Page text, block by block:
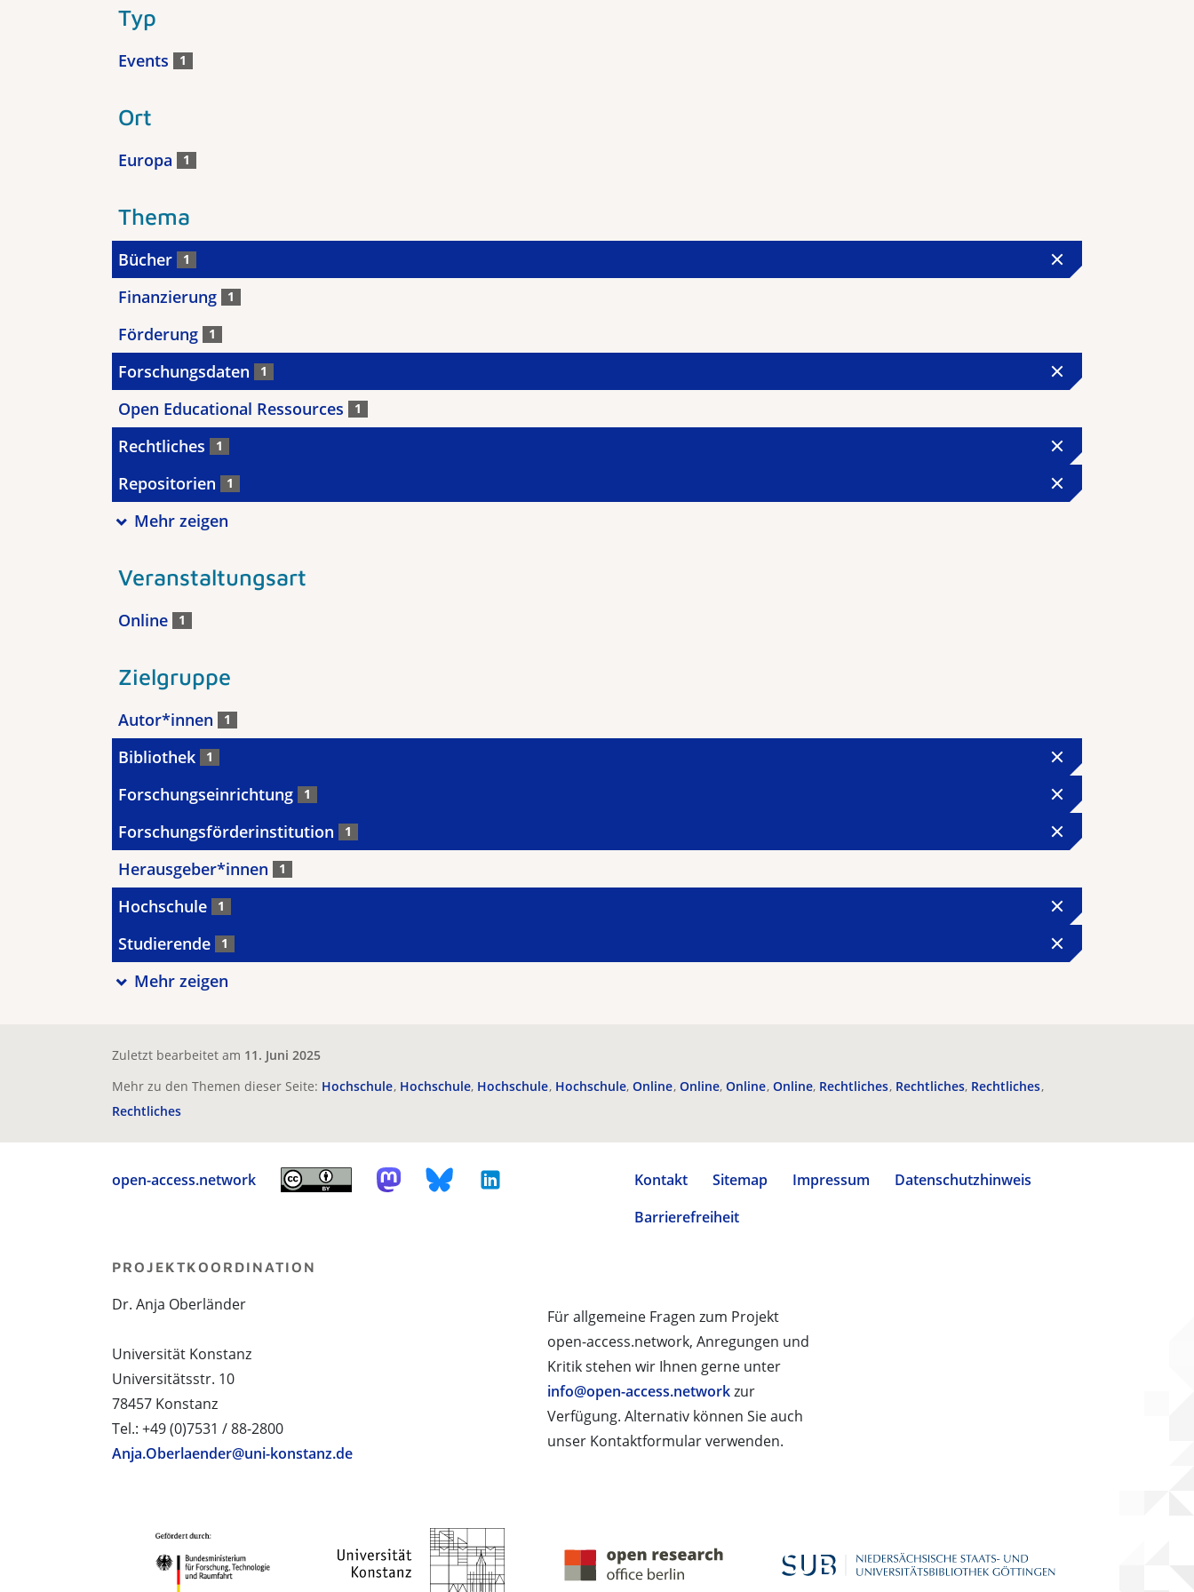
Typ
Events 1
Ort
Europa 1
Thema
Bücher 1
Finanzierung 1
Förderung 1
Forschungsdaten 1
Open Educational Ressources 1
Rechtliches 1
Repositorien 1
Mehr zeigen
Veranstaltungsart
Online 1
Zielgruppe
Autor*innen 1
Bibliothek 1
Forschungseinrichtung 1
Forschungsförderinstitution 1
Herausgeber*innen 1
Hochschule 1
Studierende 1
Mehr zeigen
Zuletzt bearbeitet am 11. Juni 2025
Mehr zu den Themen dieser Seite: Hochschule Hochschule Hochschule Hochschule Online Online Online Online Rechtliches Rechtliches Rechtliches
Rechtliches
open-access.network Kontakt Sitemap Impressum
Datenschutzhinweis
Barrierefreiheit
Für allgemeine Fragen zum Projekt
open-access.network, Anregungen und
Kritik stehen wir Ihnen gerne unter
info@open-access.networkzur
Verfügung. Alternativ können Sie auch
unser Kontaktformular verwenden.
PROJEKTKOORDINATION
Dr. Anja Oberländer
Universität Konstanz
Universitätsstr. 10
78457 Konstanz
Tel.: +49 (0)7531 / 88-2800
Anja.Oberlaender@uni-konstanz.de